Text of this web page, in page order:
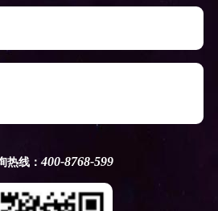
热线：400-8768-599